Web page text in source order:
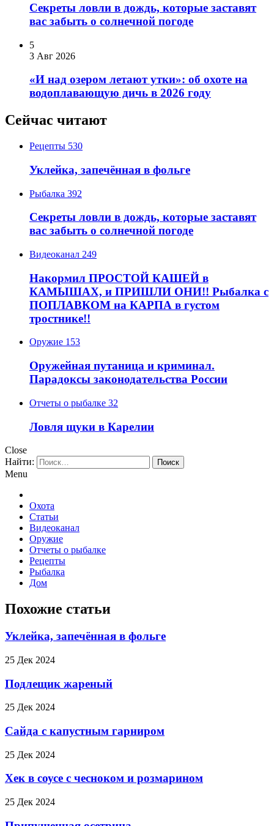
Секреты ловли в дождь, которые заставят
вас забыть о солнечной погоде
5
3 Авг 2026
«И над озером летают утки»: об охоте на
водоплавающую дичь в 2026 году
Сейчас читают
Рецепты 530
Уклейка, запечённая в фольге
Рыбалка 392
Секреты ловли в дождь, которые заставят
вас забыть о солнечной погоде
Видеоканал 249
Накормил ПРОСТОЙ КАШЕЙ в
КАМЫШАХ, и ПРИШЛИ ОНИ!! Рыбалка с
ПОПЛАВКОМ на КАРПА в густом
тростнике!!
Оружие 153
Оружейная путаница и криминал.
Парадоксы законодательства России
Отчеты о рыбалке 32
Ловля щуки в Карелии
Close
Найти:
Menu
Охота
Статьи
Видеоканал
Оружие
Отчеты о рыбалке
Рецепты
Рыбалка
Дом
Похожие статьи
Уклейка, запечённая в фольге
25 Дек 2024
Подлещик жареный
25 Дек 2024
Сайда с капустным гарниром
25 Дек 2024
Хек в соусе с чесноком и розмарином
25 Дек 2024